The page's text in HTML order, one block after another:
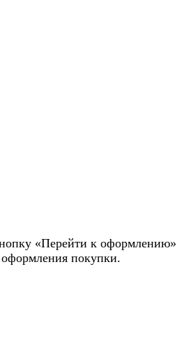
«Перейти к оформлению»
оформления покупки.